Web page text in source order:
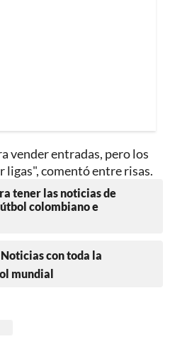
vender entradas, pero los
ligas", comentó entre risas.
tener las noticias de
colombiano e
Noticias con toda la
mundial